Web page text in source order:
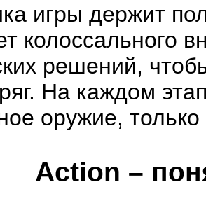
игры держит
колоссального
решений,
На каждом
оружие, только
Action –